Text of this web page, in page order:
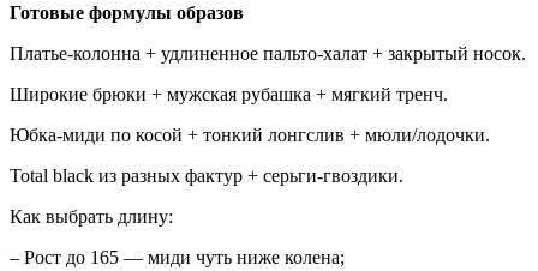
Готовые формулы образов
Платье-колонна + удлиненное пальто-халат + закрытый носок.
Широкие брюки + мужская рубашка + мягкий тренч.
Юбка-миди по косой + тонкий лонгслив + мюли/лодочки.
Total black из разных фактур + серьги-гвоздики.
Как выбрать длину:
– Рост до 165 — миди чуть ниже колена;